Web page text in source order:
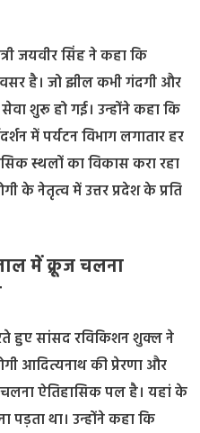
जयवीर सिंह ने कहा कि
है। जो झील कभी गंदगी और
शुरू हो गई। उन्होंने कहा कि
में पर्यटन विभाग लगातार हर
स्थलों का विकास करा रहा
के नेतृत्व में उत्तर प्रदेश के प्रति
में क्रूज चलना
हुए सांसद रविकिशन शुक्ल ने
आदित्यनाथ की प्रेरणा और
ऐतिहासिक पल है। यहां के
पड़ता था। उन्होंने कहा कि